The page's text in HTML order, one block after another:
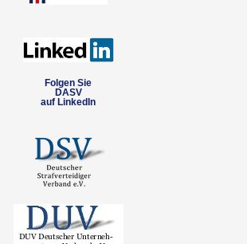
Folgen Sie
DASV
auf LinkedIn